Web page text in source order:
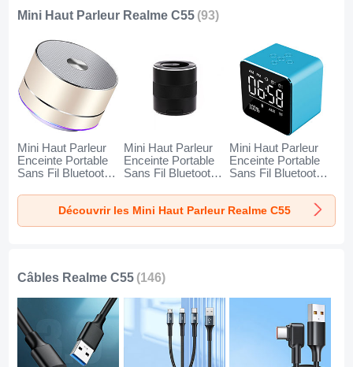
Mini Haut Parleur Realme C55 (93)
Mini Haut Parleur
Enceinte Portable
Sans Fil Bluetooth
pour Realme C55
Mini Haut Parleur
Enceinte Portable
Sans Fil Bluetooth
pour Realme C55
Noir
Mini Haut Parleur
Enceinte Portable
Sans Fil Bluetooth
pour Realme C55
Bleu
Découvrir les Mini Haut Parleur Realme C55
Câbles Realme C55 (146)